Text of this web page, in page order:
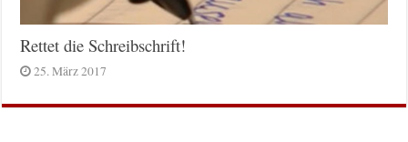
Rettet die Schreibschrift!
25. März 2017